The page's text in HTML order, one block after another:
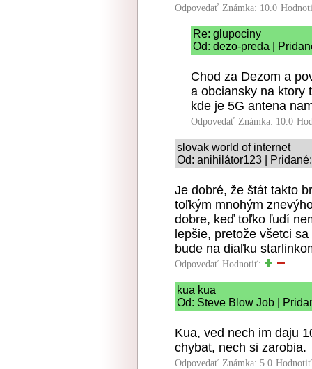
Odpovedať Známka: 10.0
Re: glupociny
Od: dezo-preda |
Chod za Dezom a
a obciansky na ktory
kde je 5G antena
Odpovedať Známka: 10.0
slovak world of internet
Od: anihilátor123 |
Je dobré, že štát takto
toľkým mnohým
dobre, keď toľko ľudí
lepšie, pretože všetci
bude na diaľku
Odpovedať Hodnotiť:
kua kua
Od: Steve Blow Job |
Kua, ved nech im daju
chybat, nech si zarobia.
Odpovedať Známka: 5.0